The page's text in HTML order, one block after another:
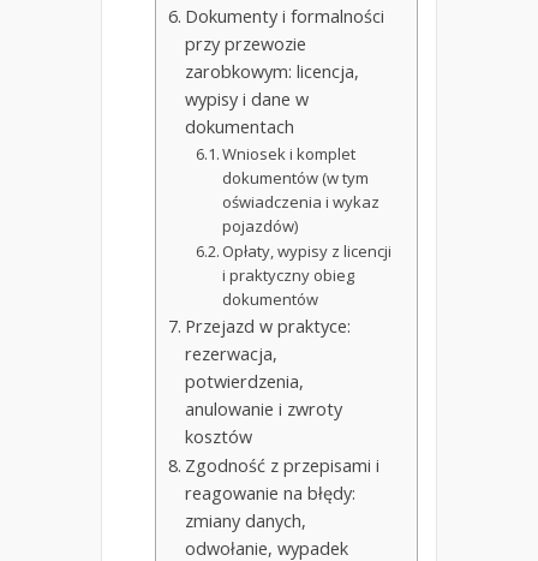
Dokumenty i formalności
przy przewozie
zarobkowym: licencja,
wypisy i dane w
dokumentach
Wniosek i komplet
dokumentów (w tym
oświadczenia i wykaz
pojazdów)
Opłaty, wypisy z licencji
i praktyczny obieg
dokumentów
Przejazd w praktyce:
rezerwacja,
potwierdzenia,
anulowanie i zwroty
kosztów
Zgodność z przepisami i
reagowanie na błędy:
zmiany danych,
odwołanie, wypadek